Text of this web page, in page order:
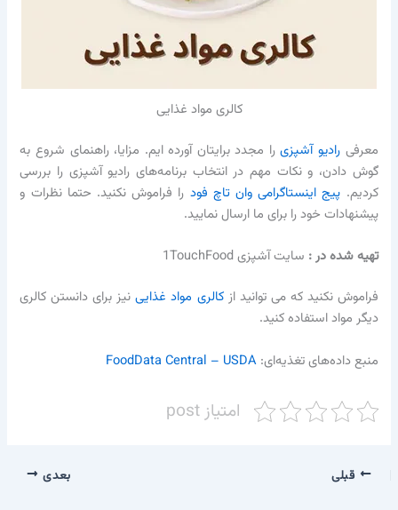
کالری مواد غذایی
معرفی رادیو آشپزیرا مجدد برایتان آورده ایم. مزایا، راهنمای شروع به
گوش دادن، و نکات مهم در انتخاب برنامه‌های رادیو آشپزی را بررسی
کردیم. پیج اینستاگرامی وان تاچ فود را فراموش نکنید. حتما نظرات و
پیشنهادات خود را برای ما ارسال نمایید.
تهیه شده در :‌ سایت آشپزی 1TouchFood
فراموش نکنید که می توانید ازکالری مواد غذایینیز برای دانستن کالری
دیگر مواد استفاده کنید.
منبع داده‌های تغذیه‌ای:FoodData Central – USDA
امتیاز post
قبلی بعدی